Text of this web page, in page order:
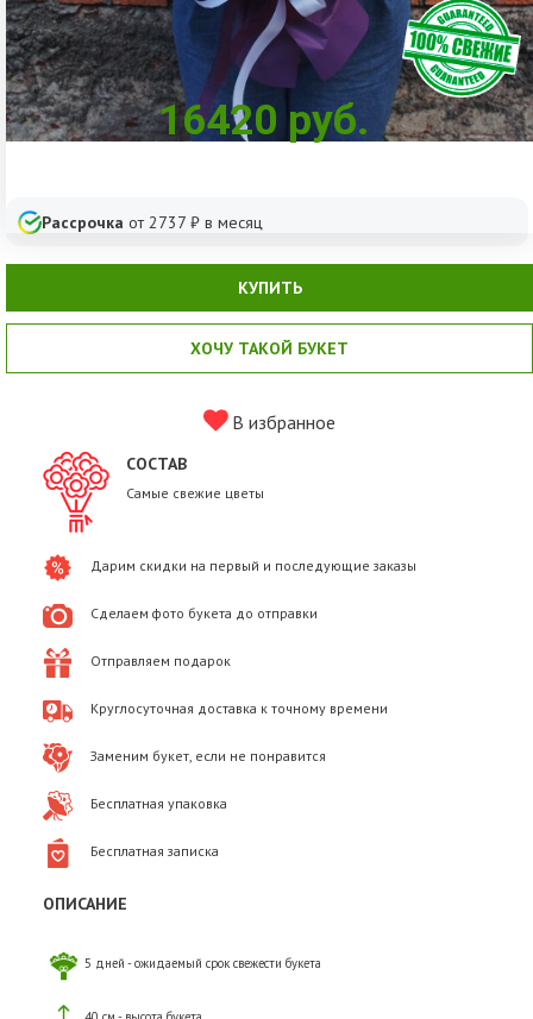
16420 руб.
Рассрочка от 2737 ₽ в месяц
КУПИТЬ
ХОЧУ ТАКОЙ БУКЕТ
В избранное
СОСТАВ
Самые свежие цветы
Дарим скидки на первый и последующие заказы
Сделаем фото букета до отправки
Отправляем подарок
Круглосуточная доставка к точному времени
Заменим букет, если не понравится
Бесплатная упаковка
Бесплатная записка
ОПИСАНИЕ
5 дней - ожидаемый срок свежести букета